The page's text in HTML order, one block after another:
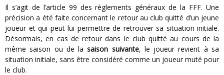
Il s’agit de l’article 99 des règlements généraux de la FFF. Une
précision a été faite concernant le retour au club quitté d’un jeune
joueur et qui peut lui permettre de retrouver sa situation initiale.
Désormais, en cas de retour dans le club quitté au cours de la
même saison ou de lasaison suivante, le joueur revient à sa
situation initiale, sans être considéré comme un joueur muté pour
le club.